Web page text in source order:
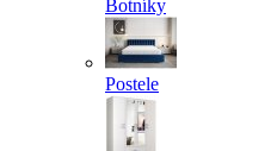
Botníky
Postele